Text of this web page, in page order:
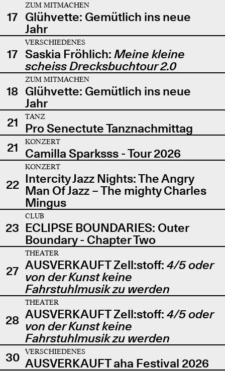
17
ZUM MITMACHEN
Glühvette: Gemütlich ins neue
Jahr
17
VERSCHIEDENES
Saskia Fröhlich: Meine kleine
scheiss Drecksbuchtour 2.0
18
ZUM MITMACHEN
Glühvette: Gemütlich ins neue
Jahr
21
TANZ
Pro Senectute Tanznachmittag
21
KONZERT
Camilla Sparksss - Tour 2026
22
KONZERT
Intercity Jazz Nights: The Angry
Man Of Jazz – The mighty Charles
Mingus
23
CLUB
ECLIPSE BOUNDARIES: Outer
Boundary - Chapter Two
27
THEATER
AUSVERKAUFT Zell:stoff: 4/5 oder
von der Kunst keine
Fahrstuhlmusik zu werden
28
THEATER
AUSVERKAUFT Zell:stoff: 4/5 oder
von der Kunst keine
Fahrstuhlmusik zu werden
30
VERSCHIEDENES
AUSVERKAUFT aha Festival 2026